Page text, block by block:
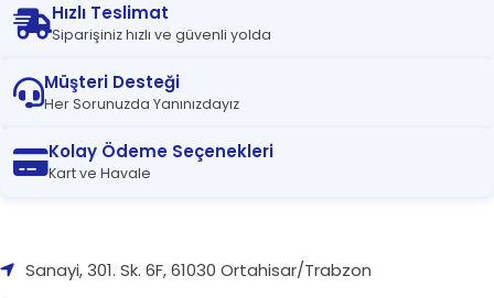
Hızlı Teslimat
Siparişiniz hızlı ve güvenli yolda
Müşteri Desteği
Her Sorunuzda Yanınızdayız
Kolay Ödeme Seçenekleri
Kart ve Havale
Sanayi, 301. Sk. 6F, 61030 Ortahisar/Trabzon